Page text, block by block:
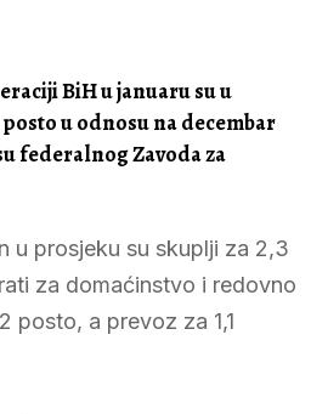
BiH u januaru su u
u odnosu na decembar
federalnog Zavoda za
u prosjeku su skuplji za 2,3
za domaćinstvo i redovno
posto, a prevoz za 1,1